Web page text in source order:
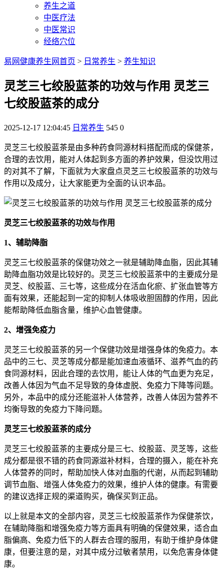
养生之道
中医疗法
中医常识
经络穴位
易网健康养生网首页 > 日常养生 > 养生知识
灵芝三七绞股蓝茶的功效与作用 灵芝三
七绞股蓝茶的成分
2025-12-17 12:04:45 日常养生 545 0
灵芝三七绞股蓝茶是由多种药食同源材料搭配而成的保健茶，
合理的去饮用，能对人体起到多方面的养护效果，但没饮用过
的对其不了解，下面就为大家盘点灵芝三七绞股蓝茶的功效与
作用以及成分，让大家能更为全面的认识本品。
灵芝三七绞股蓝茶的功效与作用
1、辅助降脂
灵芝三七绞股蓝茶的保健功效之一就是辅助降血脂，因此其辅
助降血脂功效是比较好的。灵芝三七绞股蓝茶中的主要成分是
灵芝、绞股蓝、三七等，这些成分在活血化瘀、扩张血管等方
面有效果，还能起到一定的抑制人体吸收胆固醇的作用，因此
能帮助降低血脂含量，维护心血管健康。
2、增强免疫力
灵芝三七绞股蓝茶的另一个保健功效是增强身体的免疫力。本
品中的三七、灵芝等成分都是能加速血液循环、滋养气血的药
食同源材料，因此合理的去饮用，能让人体的气血更为充足，
改善人体因为气血不足导致的身体虚脱、免疫力下降等问题。
另外，本品中的成分还能滋补人体营养，改善人体因为营养不
均衡导致的免疫力下降问题。
灵芝三七绞股蓝茶的成分
灵芝三七绞股蓝茶的主要成分是三七、绞股蓝、灵芝等，这些
成分都是很不错的药食同源滋补材料，合理的摄入，能在补充
人体营养的同时，帮助加快人体对血脂的代谢，从而起到辅助
调节血脂、增强人体免疫力的效果，维护人体的健康。有需要
的建议选择正规的渠道购买，确保买到正品。
以上就是本文的全部内容，灵芝三七绞股蓝茶作为保健茶饮，
在辅助降脂和增强免疫力等方面具有明确的保健效果，适合血
脂偏高、免疫力低下的人群去合理的服用，有助于维护身体健
康，但要注意的是，对其中成分过敏者禁用，以免危害身体健
康。